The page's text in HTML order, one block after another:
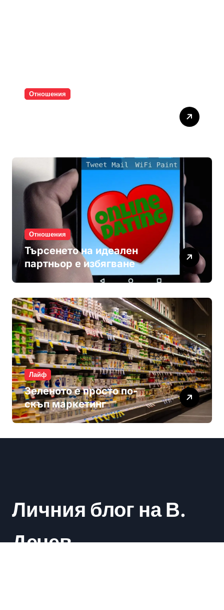
Отношения
Отношения
Търсенето на идеален
партньор е избягване
Лайф
Зеленото е просто по-
скъп маркетинг
Личния блог на В.
Дечев